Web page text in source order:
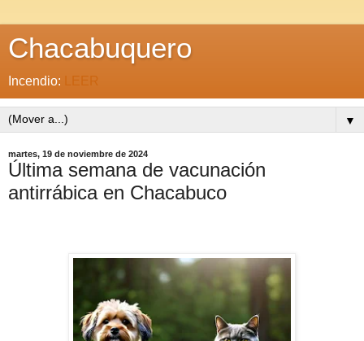
Chacabuquero
Incendio: LEER
▼
martes, 19 de noviembre de 2024
Última semana de vacunación
antirrábica en Chacabuco